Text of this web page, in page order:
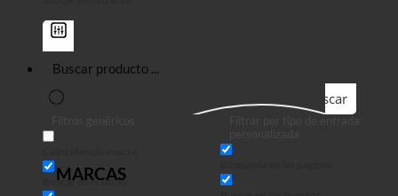
Buscar
Buscar en el título
MARCAS